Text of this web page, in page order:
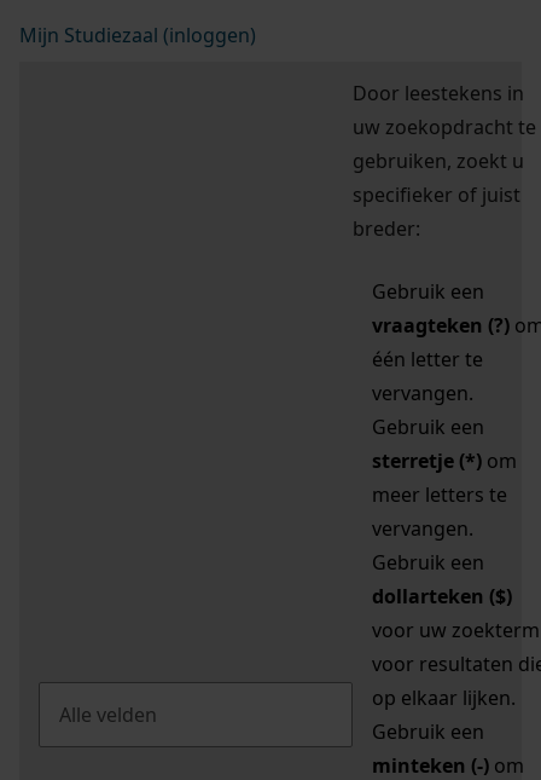
Mijn Studiezaal (inloggen)
Door leestekens in
uw zoekopdracht te
gebruiken, zoekt u
specifieker of juist
breder:
Gebruik een
vraagteken (?)
één letter te
vervangen.
Gebruik een
sterretje (*) om
meer letters te
vervangen.
Gebruik een
dollarteken ($)
voor uw zoekterm
voor resultaten
op elkaar lijken.
Gebruik een
minteken (-) om